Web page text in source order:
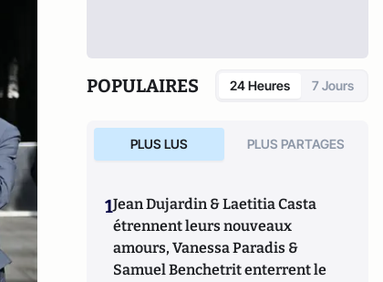
POPULAIRES 24 Heures 7 Jours
PLUS LUS PLUS PARTAGES
1Jean Dujardin & Laetitia Casta
étrennent leurs nouveaux
amours, Vanessa Paradis &
Samuel Benchetrit enterrent le